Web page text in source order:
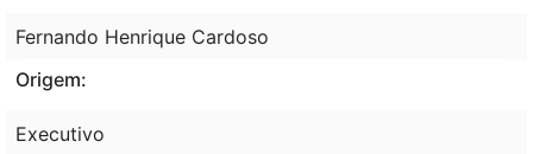
Fernando Henrique Cardoso
Origem:
Executivo